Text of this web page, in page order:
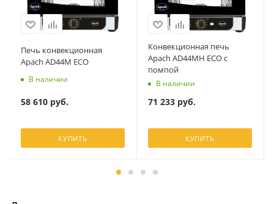
Печь конвекционная
Apach AD44M ECO
В наличии
58 610 руб.
КУПИТЬ
Конвекционная печь
Apach AD44MH ECO с
помпой
В наличии
71 233руб.
КУПИТЬ